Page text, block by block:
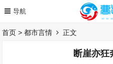
首页 >都市言情 正文
断崖亦狂